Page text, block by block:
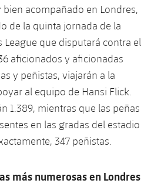
bien acompañado en Londres,
de la quinta jornada de la
League que disputará contra el
aficionados y aficionadas
y peñistas, viajarán a la
al equipo de Hansi Flick.
1.389, mientras que las peñas
en las gradas del estadio
347 peñistas.
más numerosas en Londres